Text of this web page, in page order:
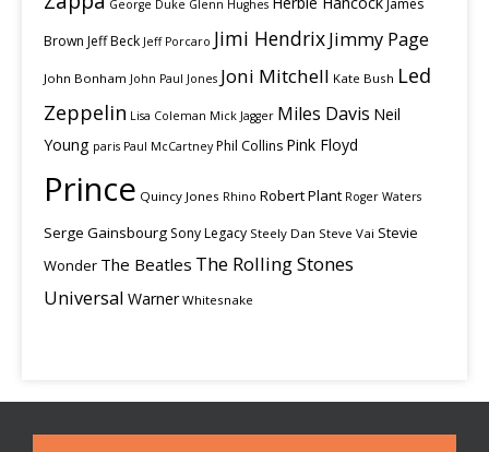
George Duke Glenn Hughes
James
Brown Jeff Beck Jeff Porcaro Jimi HendrixJimmy Page
John Bonham John Paul Jones Joni Mitchell Kate Bush Led
Zeppelin Lisa Coleman Mick Jagger Miles Davis Neil
Young paris Paul McCartney Phil Collins Pink Floyd
Prince Quincy Jones Rhino Robert Plant Roger Waters
Serge Gainsbourg Sony Legacy Steely Dan Steve Vai Stevie
Wonder The Beatles The Rolling Stones
Universal Warner Whitesnake